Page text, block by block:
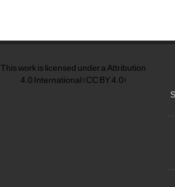
This work is licensed under aAttribution
4.0 International(CC BY 4.0)